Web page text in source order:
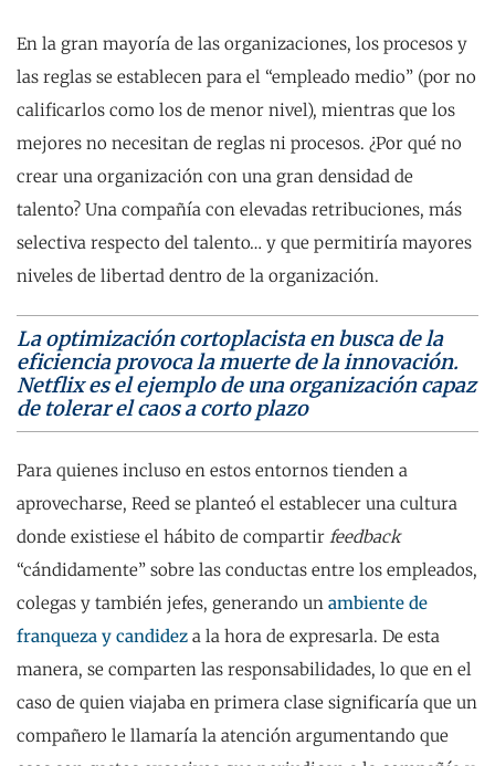
En la gran mayoría de las organizaciones, los procesos y
las reglas se establecen para el “empleado medio” (por no
calificarlos como los de menor nivel), mientras que los
mejores no necesitan de reglas ni procesos. ¿Por qué no
crear una organización con una gran densidad de
talento? Una compañía con elevadas retribuciones, más
selectiva respecto del talento… y que permitiría mayores
niveles de libertad dentro de la organización.
La optimización cortoplacista en busca de la
eficiencia provoca la muerte de la innovación.
Netflix es el ejemplo de una organización capaz
de tolerar el caos a corto plazo
Para quienes incluso en estos entornos tienden a
aprovecharse, Reed se planteó el establecer una cultura
donde existiese el hábito de compartir feedback
“cándidamente” sobre las conductas entre los empleados,
colegas y también jefes, generando un ambiente de
franqueza y candidez a la hora de expresarla. De esta
manera, se comparten las responsabilidades, lo que en el
caso de quien viajaba en primera clase significaría que un
compañero le llamaría la atención argumentando que